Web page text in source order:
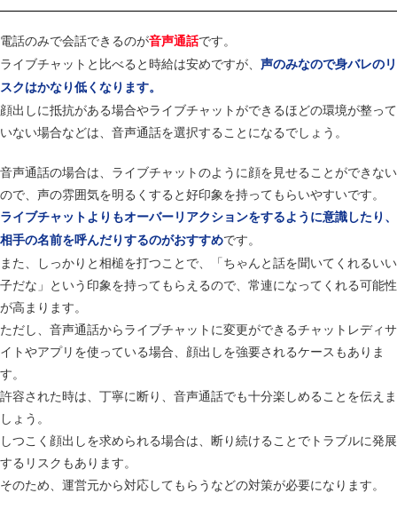
電話のみで会話できるのが音声通話です。
ライブチャットと比べると時給は安めですが、 声のみなので身バレのリ
スクはかなり低くなります。
顔出しに抵抗がある場合やライブチャットができるほどの環境が整って
いない場合などは、音声通話を選択することになるでしょう。
音声通話の場合は、ライブチャットのように顔を見せることができない
ので、声の雰囲気を明るくすると好印象を持ってもらいやすいです。
ライブチャットよりもオーバーリアクションをするように意識したり、
相手の名前を呼んだりするのがおすすめです。
また、しっかりと相槌を打つことで、「ちゃんと話を聞いてくれるいい
子だな」という印象を持ってもらえるので、常連になってくれる可能性
が高まります。
ただし、音声通話からライブチャットに変更ができるチャットレディサ
イトやアプリを使っている場合、顔出しを強要されるケースもありま
す。
許容された時は、丁寧に断り、音声通話でも十分楽しめることを伝えま
しょう。
しつこく顔出しを求められる場合は、断り続けることでトラブルに発展
するリスクもあります。
そのため、運営元から対応してもらうなどの対策が必要になります。